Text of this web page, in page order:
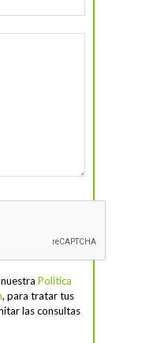
Política
, para tratar tus
las consultas